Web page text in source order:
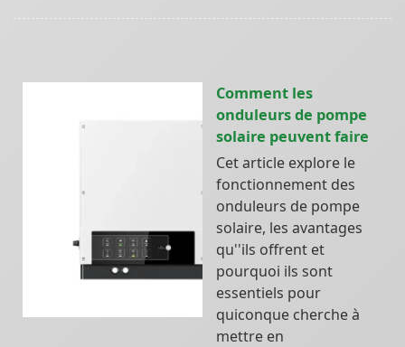
Comment les
onduleurs de pompe
solaire peuvent faire
Cet article explore le
fonctionnement des
onduleurs de pompe
solaire, les avantages
qu''ils offrent et
pourquoi ils sont
essentiels pour
quiconque cherche à
mettre en